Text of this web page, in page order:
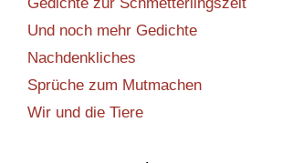
Und noch mehr Gedichte
Nachdenkliches
Sprüche zum Mutmachen
Wir und die Tiere